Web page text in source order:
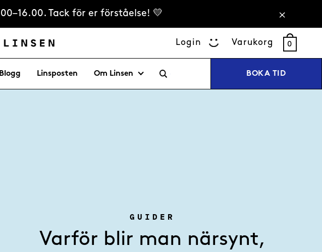
Tack för er förståelse! 💛
Login Varukorg 0
Blogg Linsposten Om Linsen BOKA TID
GUIDER
Varför blir man närsynt,